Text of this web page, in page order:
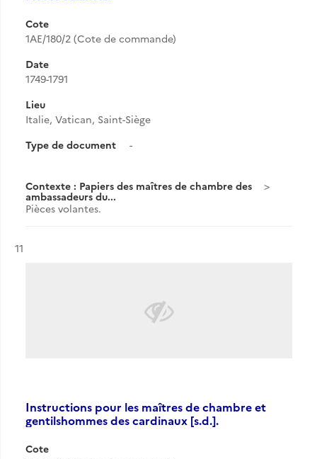
Cote
1AE/180/2 (Cote de commande)
Date
1749-1791
Lieu
Italie, Vatican, Saint-Siège
Type de document
-
Contexte : Papiers des maîtres de chambre des
ambassadeurs du...
Pièces volantes.
Résultat n°
11
Instructions pour les maîtres de chambre et
gentilshommes des cardinaux [s.d.].
Cote